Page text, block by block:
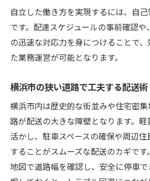
自立した働き方を実現するには、自
です。配達スケジュールの事前確認
の迅速な対応力を身につけることで
た業務運営が可能となります。
横浜市の狭い道路で工夫する配送術
横浜市内は歴史的な街並みや住宅密
路が配送の大きな障壁となります。
活かし、駐車スペースの確保や周辺
することがスムーズな配送のカギで
地図で道路幅を確認し、安全に停車